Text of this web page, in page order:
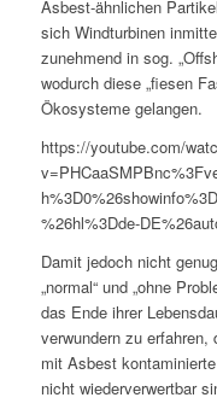
Asbest-ähnlichen
sich Windturbinen
zunehmend in sog.
wodurch diese „fiesen
Ökosysteme gelangen.
https://youtube.com/
%26hl%3Dde-
Damit jedoch nicht
„normal“ und „ohne
das Ende ihrer
verwundern zu
mit Asbest
nicht wiederverwertbar